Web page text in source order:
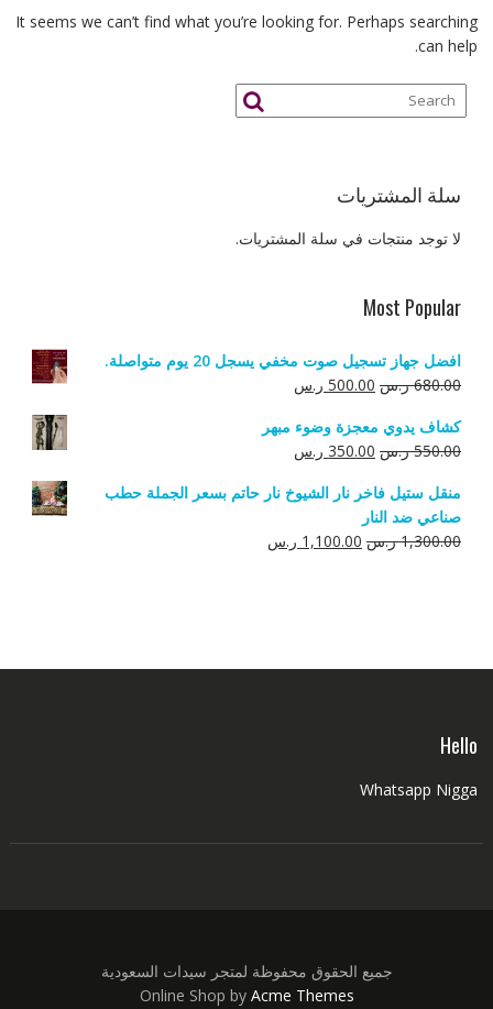
It seems we can’t find what you’re looking for. Perhaps searching
can help.
سلة المشتريات
لا توجد منتجات في سلة المشتريات.
Most Popular
افضل جهاز تسجيل صوت مخفي يسجل 20 يوم متواصلة.
680.00 ر.س السعر
هو:
680.00 ر.س.
500.00 ر.سالسعر
هو:
500.00 ر.س.
كشاف يدوي معجزة وضوء مبهر
550.00 ر.س السعر
هو:
550.00 ر.س.
350.00 ر.سالسعر
هو:
منقل ستيل فاخر نار الشيوخ نار حاتم بسعر الجملة حطب
صناعي ضد النار
1,300.00 ر.س السعر
1,100.00 ر.سالسعر
Hello
Whatsapp Nigga
جميع الحقوق محفوظة لمتجر سيدات السعودية
Online Shop by Acme Themes